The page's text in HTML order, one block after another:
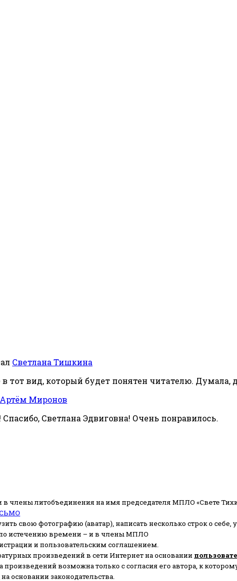
Светлана Тишкина
тот вид, который будет понятен читателю. Думала,
Артём Миронов
Светлана Эдвиговна! Очень понравилось.
члены литобъединения на имя председателя МПЛО «Свете
свою фотографию (аватар), написать несколько строк о себе,
истечению времени – и в члены МПЛО
и пользовательским соглашением.
произведений в сети Интернет на основании
произведений возможна только с согласия его автора, к
на основании законодательства.